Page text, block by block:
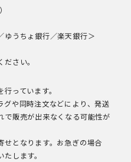
ゆうちょ銀行／楽天銀行＞
さい。
っています。
グや同時注文などにより、発送
で販売が出来なくなる可能性が
せとなります。お急ぎの場合
します。